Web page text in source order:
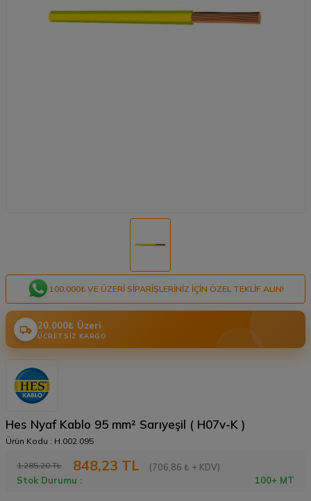
100.000₺ VE ÜZERI SIPARIŞLERINIZ IÇIN ÖZEL TEKLIF ALIN!
20.000₺ Üzeri
ÜCRETSIZ KARGO
Hes Nyaf Kablo 95 mm² Sarıyeşil ( H07v-K )
Ürün Kodu : H.002.095
1.285,20TL 848,23 TL
(706,86 ₺ + KDV)
Stok Durumu :
100+ MT